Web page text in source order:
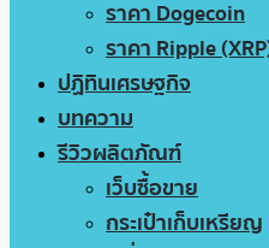
ราคา Dogecoin
ราคา Ripple
ปฏิทินเศรษฐกิจ
บทความ
รีวิวผลิตภัณฑ์
เว็บซื้อขาย
กระเป๋าเก็บเหรียญ